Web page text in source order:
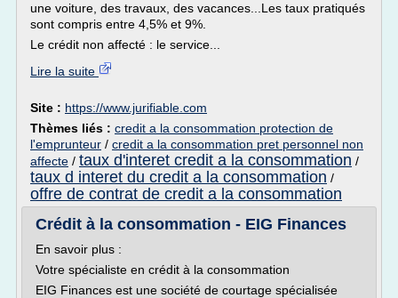
une voiture, des travaux, des vacances...Les taux pratiqués
sont compris entre 4,5% et 9%.
Le crédit non affecté : le service...
Lire la suite
Site : https://www.jurifiable.com
Thèmes liés : credit a la consommation protection de
l'emprunteur / credit a la consommation pret personnel non
affecte / taux d'interet credit a la consommation /
taux d interet du credit a la consommation /
offre de contrat de credit a la consommation
Crédit à la consommation - EIG Finances
En savoir plus :
Votre spécialiste en crédit à la consommation
EIG Finances est une société de courtage spécialisée